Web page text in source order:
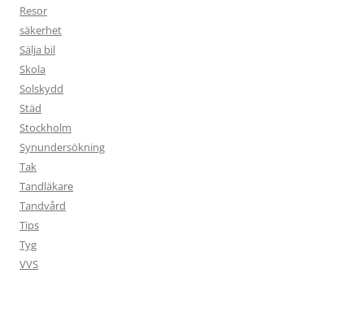
Resor
säkerhet
Sälja bil
Skola
Solskydd
Städ
Stockholm
Synundersökning
Tak
Tandläkare
Tandvård
Tips
Tyg
VVS